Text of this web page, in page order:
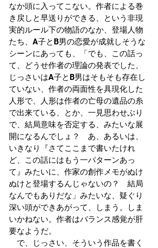
なか頭に入ってこない。作者による巻
き戻しと早送りができる、という非現
実的ルール下の物語のなか、登場人物
たち、A子とB男の恋愛が成就しそうな
シーンにあっても、「でも、この話っ
て、どうせ作者の理論の発表でした、
じっさいはA子とB男はそもそも存在し
ていない、作者の両面性を具現化した
人形で、人形は作者の亡母の遺品の糸
で出来ている、とか、一見思わせぶり
で、結局意味を否定する、みたいな展
開になるんでしょ？　あ、あるいは、
いきなり『さてここまで書いたけれ
ど、この話にはもう一パターンあっ
て』みたいに、作家の創作メモがぬけ
ぬけと登場するんじゃないの？　結局
なんでもありだな」みたいな、疑ぐり
深い頭ができあがって、しまう。しま
いかねない。作者はバランス感覚が肝
要なようだ。
で、じっさい、そういう作品を書く